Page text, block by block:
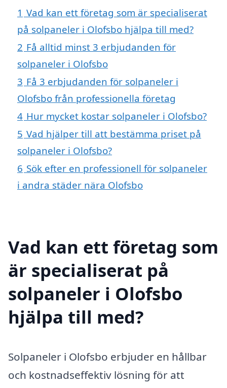
1 Vad kan ett företag som är specialiserat
på solpaneler i Olofsbo hjälpa till med?
2 Få alltid minst 3 erbjudanden för
solpaneler i Olofsbo
3 Få 3 erbjudanden för solpaneler i
Olofsbo från professionella företag
4 Hur mycket kostar solpaneler i Olofsbo?
5 Vad hjälper till att bestämma priset på
solpaneler i Olofsbo?
6 Sök efter en professionell för solpaneler
i andra städer nära Olofsbo
Vad kan ett företag som
är specialiserat på
solpaneler i Olofsbo
hjälpa till med?
Solpaneler i Olofsbo erbjuder en hållbar
och kostnadseffektiv lösning för att